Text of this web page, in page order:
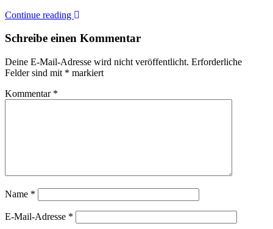
Continue reading
Schreibe einen Kommentar
Deine E-Mail-Adresse wird nicht veröffentlicht. Erforderliche
Felder sind mit * markiert
Kommentar *
Name *
E-Mail-Adresse *